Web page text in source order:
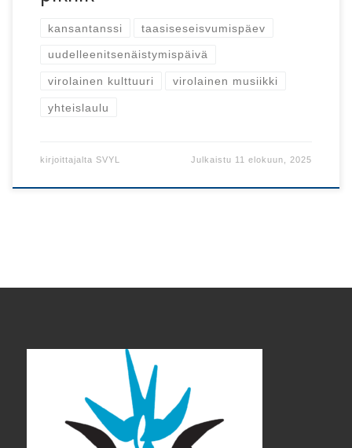
kansantanssi taasiseseisvumispäev
uudelleenitsenäistymispäivä
virolainen kulttuuri virolainen musiikki
yhteislaulu
kirjoittajalta SVYL Julkaistu 11 elokuun, 2025